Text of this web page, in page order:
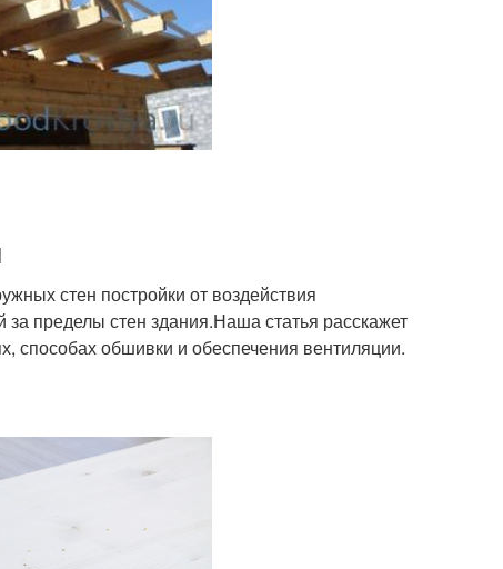
стен постройки от воздействия
пределы стен здания.Наша статья расскажет
способах обшивки и обеспечения вентиляции.